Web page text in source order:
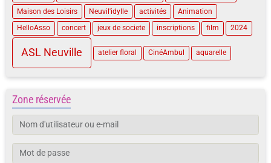
Maison des Loisirs
Neuvil'idylle activités
Animation
HelloAsso
concert jeux de societe inscriptions film 2024
ASL Neuville atelier floral CinéAmbul aquarelle
Zone réservée